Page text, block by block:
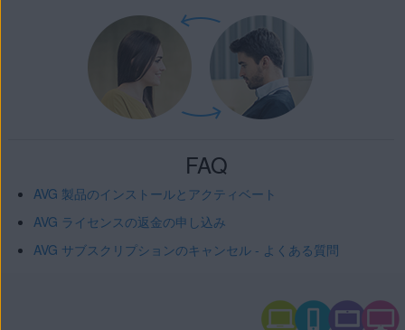
FAQ
AVG 製品のインストールとアクティベート
AVG ライセンスの返金の申し込み
AVG サブスクリプションのキャンセル - よくある質問